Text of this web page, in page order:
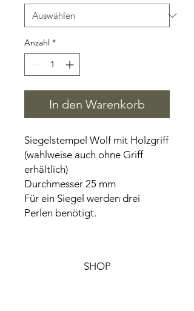
Anzahl *
In den Warenkorb
Siegelstempel Wolf mit Holzgriff
(wahlweise auch ohne Griff
erhältlich)
Durchmesser 25 mm
Für ein Siegel werden drei
Perlen benötigt.
SHOP